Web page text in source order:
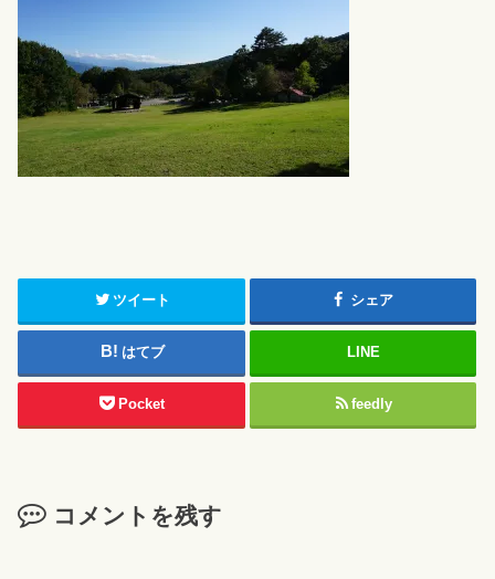
ツイート シェア
はてブ LINE
Pocket feedly
コメントを残す